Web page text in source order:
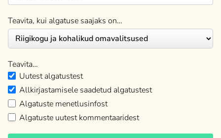
Teavita, kui algatuse saajaks on…
Teavita…
Uutest algatustest
Allkirjastamisele saadetud algatustest
Algatuste menetlusinfost
Algatuste uutest kommentaaridest